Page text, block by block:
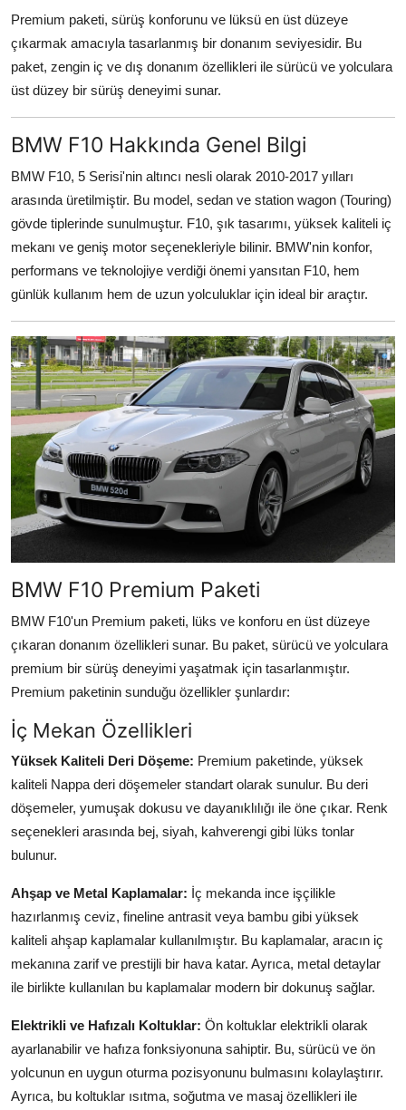
Premium paketi, sürüş konforunu ve lüksü en üst düzeye
çıkarmak amacıyla tasarlanmış bir donanım seviyesidir. Bu
paket, zengin iç ve dış donanım özellikleri ile sürücü ve yolculara
üst düzey bir sürüş deneyimi sunar.
BMW F10 Hakkında Genel Bilgi
BMW F10, 5 Serisi'nin altıncı nesli olarak 2010-2017 yılları
arasında üretilmiştir. Bu model, sedan ve station wagon (Touring)
gövde tiplerinde sunulmuştur. F10, şık tasarımı, yüksek kaliteli iç
mekanı ve geniş motor seçenekleriyle bilinir. BMW'nin konfor,
performans ve teknolojiye verdiği önemi yansıtan F10, hem
günlük kullanım hem de uzun yolculuklar için ideal bir araçtır.
BMW F10 Premium Paketi
BMW F10'un Premium paketi, lüks ve konforu en üst düzeye
çıkaran donanım özellikleri sunar. Bu paket, sürücü ve yolculara
premium bir sürüş deneyimi yaşatmak için tasarlanmıştır.
Premium paketinin sunduğu özellikler şunlardır:
İç Mekan Özellikleri
Yüksek Kaliteli Deri Döşeme: Premium paketinde, yüksek
kaliteli Nappa deri döşemeler standart olarak sunulur. Bu deri
döşemeler, yumuşak dokusu ve dayanıklılığı ile öne çıkar. Renk
seçenekleri arasında bej, siyah, kahverengi gibi lüks tonlar
bulunur.
Ahşap ve Metal Kaplamalar: İç mekanda ince işçilikle
hazırlanmış ceviz, fineline antrasit veya bambu gibi yüksek
kaliteli ahşap kaplamalar kullanılmıştır. Bu kaplamalar, aracın iç
mekanına zarif ve prestijli bir hava katar. Ayrıca, metal detaylar
ile birlikte kullanılan bu kaplamalar modern bir dokunuş sağlar.
Elektrikli ve Hafızalı Koltuklar: Ön koltuklar elektrikli olarak
ayarlanabilir ve hafıza fonksiyonuna sahiptir. Bu, sürücü ve ön
yolcunun en uygun oturma pozisyonunu bulmasını kolaylaştırır.
Ayrıca, bu koltuklar ısıtma, soğutma ve masaj özellikleri ile